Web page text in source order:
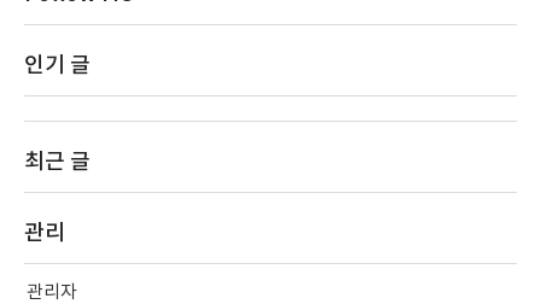
인기 글
최근 글
관리
관리자